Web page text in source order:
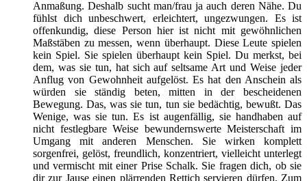
Anmaßung. Deshalb sucht man/frau ja auch deren Nähe. Du
fühlst dich unbeschwert, erleichtert, ungezwungen. Es ist
offenkundig, diese Person hier ist nicht mit gewöhnlichen
Maßstäben zu messen, wenn überhaupt. Diese Leute spielen
kein Spiel. Sie spielen überhaupt kein Spiel. Du merkst, bei
dem, was sie tun, hat sich auf seltsame Art und Weise jeder
Anflug von Gewohnheit aufgelöst. Es hat den Anschein als
würden sie ständig beten, mitten in der bescheidenen
Bewegung. Das, was sie tun, tun sie bedächtig, bewußt. Das
Wenige, was sie tun. Es ist augenfällig, sie handhaben auf
nicht festlegbare Weise bewundernswerte Meisterschaft im
Umgang mit anderen Menschen. Sie wirken komplett
sorgenfrei, gelöst, freundlich, konzentriert, vielleicht unterlegt
und vermischt mit einer Prise Schalk. Sie fragen dich, ob sie
dir zur Jause einen plärrenden Rettich servieren dürfen. Zum